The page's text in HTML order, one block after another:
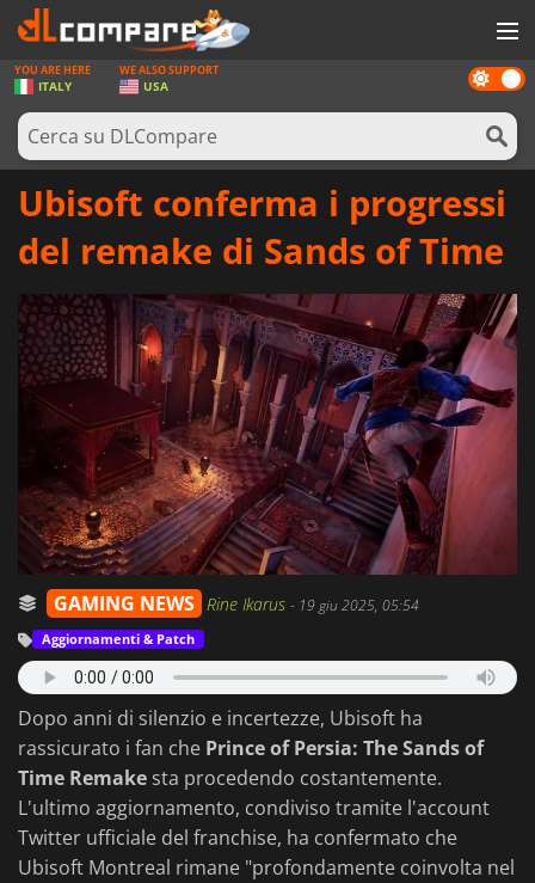
GIOCHI
PREPAGATE
SOFTWARE
NOTIZIE
ACCEDI O REGISTRATI
Dark
mode
YOU ARE HERE
ITALY
WE ALSO SUPPORT
USA
Ubisoft conferma i progressi
del remake di Sands of Time
GAMING NEWS Rine Ikarus - 19 giu 2025, 05:54
Aggiornamenti & Patch
Dopo anni di silenzio e incertezze, Ubisoft ha
rassicurato i fan che Prince of Persia: The Sands of
Time Remake sta procedendo costantemente.
L'ultimo aggiornamento, condiviso tramite l'account
Twitter ufficiale del franchise, ha confermato che
Ubisoft Montreal rimane "profondamente coinvolta nel